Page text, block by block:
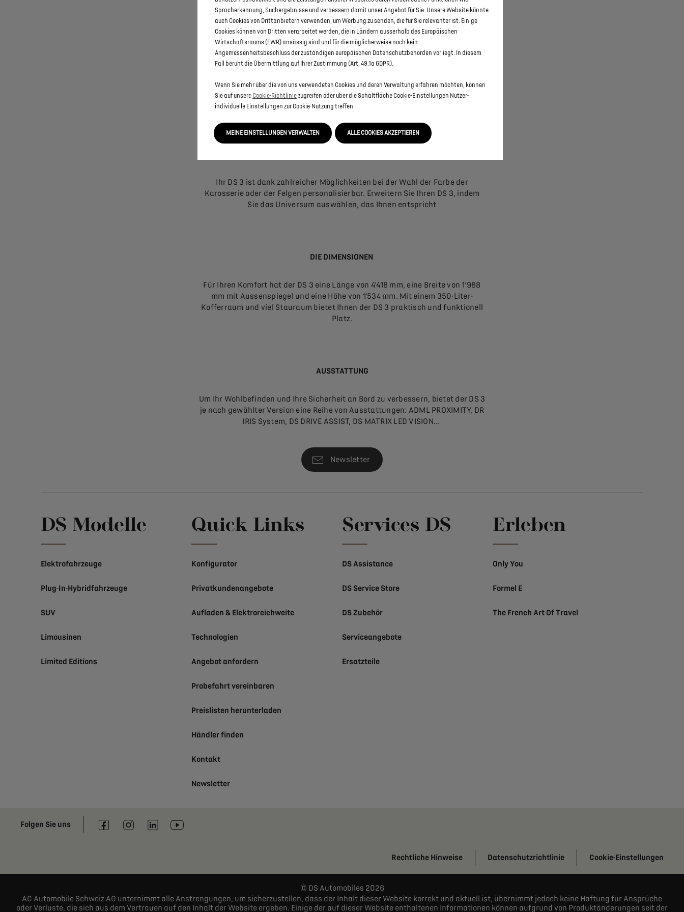
DIE VERSCHIEDENEN MOTORISATIONEN
Je nach gewählter Lackierung ist Ihr DS 3 mit PureTech-Benzin-, BlueHDI-Diesel-
Möglichkeit, je nach gewählter Motorisierung zwischen einem 6-Gang-
Schaltgetriebe oder einem 8-Gang-Automatikgetriebe zu wählen.
Ihr DS 3 ist dank zahlreicher Möglichkeiten bei der Wahl der Farbe der
Karosserie oder der Felgen personalisierbar. Erweitern Sie Ihren DS 3, indem
Sie das Universum auswählen, das Ihnen entspricht
DIE DIMENSIONEN
Für Ihren Komfort hat der DS 3 eine Länge von 4'418 mm, eine Breite von 1'988
mm mit Aussenspiegel und eine Höhe von 1'534 mm. Mit einem 350-Liter-
Kofferraum und viel Stauraum bietet Ihnen der DS 3 praktisch und funktionell
Platz.
AUSSTATTUNG
Um Ihr Wohlbefinden und Ihre Sicherheit an Bord zu verbessern, bietet der DS 3
je nach gewählter Version eine Reihe von Ausstattungen: ADML PROXIMITY, DR
IRIS System, DS DRIVE ASSIST, DS MATRIX LED VISION...
Newsletter
DS Modelle
Elektrofahrzeuge
Plug-In-Hybridfahrzeuge
SUV
Limousinen
Limited Editions
Quick Links
Konfigurator
Privatkundenangebote
Aufladen & Elektroreichweite
Technologien
Angebot anfordern
Probefahrt vereinbaren
Preislisten herunterladen
Händler finden
Kontakt
Newsletter
Services DS
DS Assistance
DS Service Store
DS Zubehör
Serviceangebote
Ersatzteile
Erleben
Only You
Formel E
The French Art Of Travel
Folgen Sie uns
Rechtliche Hinweise Datenschutzrichtlinie Cookie-Einstellungen
DS Automobiles 2026
AC Automobile Schweiz AG unternimmt alle Anstrengungen, um sicherzustellen, dass der Inhalt dieser Website korrekt und aktuell ist, übernimmt jedoch keine Haftung für Ansprüche
oder Verluste, die sich aus dem Vertrauen auf den Inhalt der Website ergeben. Einige der auf dieser Website enthaltenen Informationen können aufgrund von Produktänderungen seit der
Spracherkennung, Suchergebnisse und verbessern damit unser Angebot für Sie. Unsere Website könnte
auch Cookies von Drittanbietern verwenden, um Werbung zu senden, die für Sie relevanter ist. Einige
Cookies können von Dritten verarbeitet werden, die in Ländern ausserhalb des Europäischen
Wirtschaftsraums (EWR) ansässig sind und für die möglicherweise noch kein
Angemessenheitsbeschluss der zuständigen europäischen Datenschutzbehörden vorliegt. In diesem
Fall beruht die Übermittlung auf Ihrer Zustimmung (Art. 49.1a GDPR).
Wenn Sie mehr über die von uns verwendeten Cookies und deren Verwaltung erfahren möchten, können
Sie auf unsere Cookie-Richtliniezugreifen oder über die Schaltfläche Cookie-Einstellungen Nutzer-
individuelle Einstellungen zur Cookie-Nutzung treffen:
MEINE EINSTELLUNGEN VERWALTEN ALLE COOKIES AKZEPTIEREN